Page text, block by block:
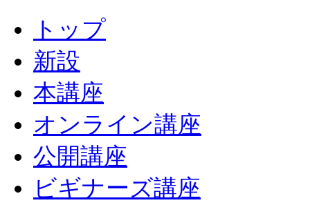
トップ
新設
本講座
オンライン講座
公開講座
ビギナーズ講座